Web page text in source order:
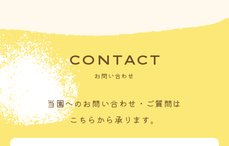
CONTACT
お問い合わせ
当園へのお問い合わせ・ご質問は
こちらから承ります。